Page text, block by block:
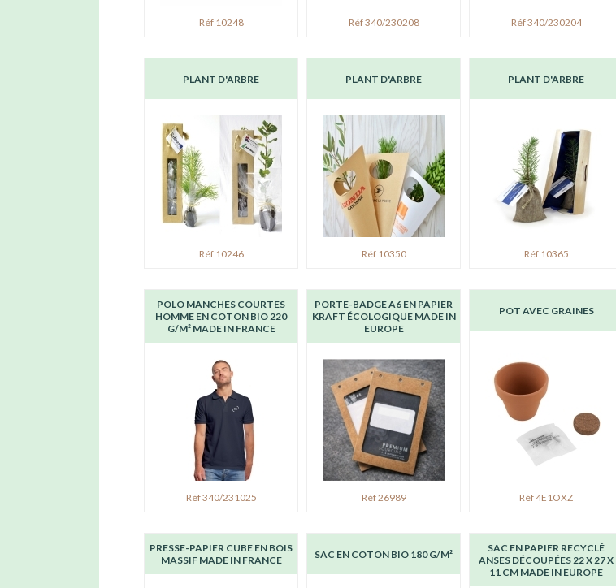
Réf 10248 Réf 340/230208 Réf 340/230204
PLANT D'ARBRE
Réf 10246
PLANT D'ARBRE
Réf 10350
PLANT D'ARBRE
Réf 10365
POLO MANCHES COURTES
HOMME EN COTON BIO 220
G/M² MADE IN FRANCE
Réf 340/231025
PORTE-BADGE A6 EN PAPIER
KRAFT ÉCOLOGIQUE MADE IN
EUROPE
Réf 26989
POT AVEC GRAINES
Réf 4E1OXZ
PRESSE-PAPIER CUBE EN BOIS
MASSIF MADE IN FRANCE
SAC EN COTON BIO 180 G/M²
SAC EN PAPIER RECYCLÉ
ANSES DÉCOUPÉES 22 X 27 X
11 CM MADE IN EUROPE